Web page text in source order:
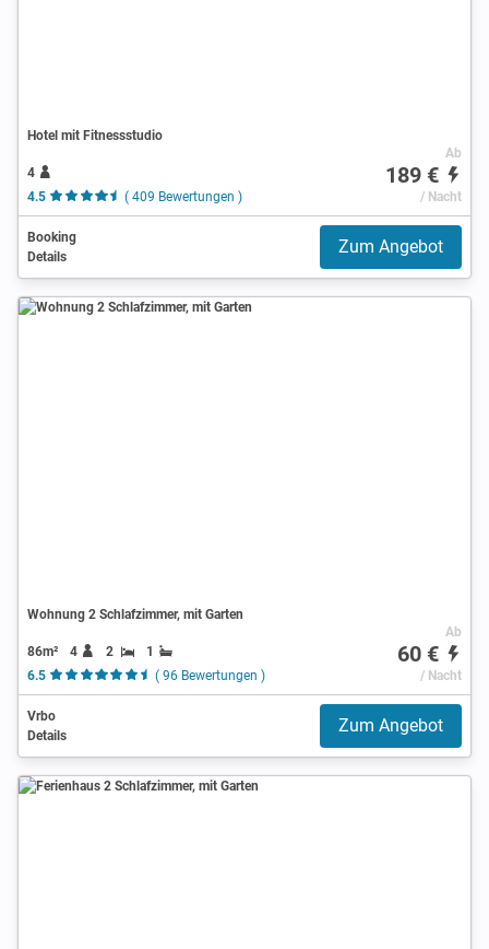
Hotel mit Fitnessstudio
4
4.5
( 409 Bewertungen )
Ab
189 €
/ Nacht
Booking
Details
Zum Angebot
Wohnung 2 Schlafzimmer, mit Garten
86m² 4 2
1
6.5
( 96 Bewertungen )
Ab
60 €
/ Nacht
Vrbo
Details
Zum Angebot